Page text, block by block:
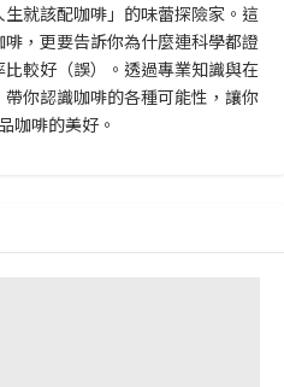
就該配咖啡」的味蕾探險家。這
，更要告訴你為什麼連科學都證
較好（誤）。透過專業知識與在
你認識咖啡的各種可能性，讓你
咖啡的美好。